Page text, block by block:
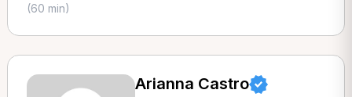
(60 min)
Arianna Castro